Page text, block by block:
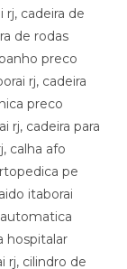
rj, cadeira de
de rodas
preco
rj, cadeira
preco
rj, cadeira para
calha afo
pe
itaborai
hospitalar
rj, cilindro de